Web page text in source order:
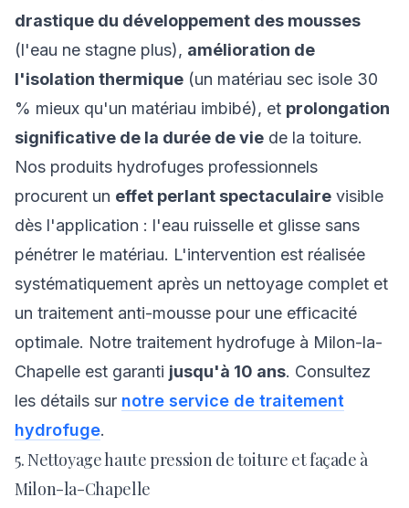
drastique du développement des mousses
(l'eau ne stagne plus), amélioration de
l'isolation thermique (un matériau sec isole 30
% mieux qu'un matériau imbibé), et prolongation
significative de la durée de vie de la toiture.
Nos produits hydrofuges professionnels
procurent un effet perlant spectaculaire visible
dès l'application : l'eau ruisselle et glisse sans
pénétrer le matériau. L'intervention est réalisée
systématiquement après un nettoyage complet et
un traitement anti-mousse pour une efficacité
optimale. Notre traitement hydrofuge à Milon-la-
Chapelle est garanti jusqu'à 10 ans. Consultez
les détails sur notre service de traitement
hydrofuge.
5. Nettoyage haute pression de toiture et façade à
Milon-la-Chapelle